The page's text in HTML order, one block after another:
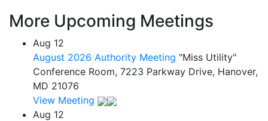
More Upcoming Meetings
Aug 12
August 2026 Authority Meeting "Miss Utility"
Conference Room, 7223 Parkway Drive, Hanover,
MD 21076
View Meeting
Aug 12